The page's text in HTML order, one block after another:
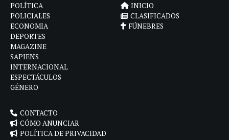
POLÍTICA
POLICIALES
ECONOMIA
DEPORTES
MAGAZINE
SAPIENS
INTERNACIONAL
ESPECTÁCULOS
GÉNERO
INICIO
CLASIFICADOS
FÚNEBRES
CONTACTO
CÓMO ANUNCIAR
POLÍTICA DE PRIVACIDAD